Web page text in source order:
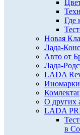
Где
Новая
Лада-
Авто от
Лада-
LADA
Иномарки
О других
LADA
в